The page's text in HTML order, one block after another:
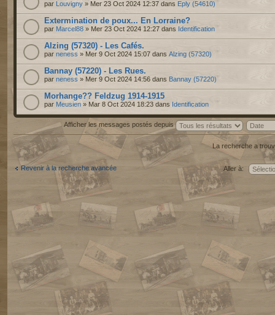
par Louvigny » Mer 23 Oct 2024 12:37 dans Eply (54610)
Extermination de poux... En Lorraine?
par Marcel88 » Mer 23 Oct 2024 12:27 dans Identification
Alzing (57320) - Les Cafés.
par neness » Mer 9 Oct 2024 15:07 dans Alzing (57320)
Bannay (57220) - Les Rues.
par neness » Mer 9 Oct 2024 14:56 dans Bannay (57220)
Morhange?? Feldzug 1914-1915
par Meusien » Mar 8 Oct 2024 18:23 dans Identification
Afficher les messages postés depuis
La recherche a
Revenir à la recherche avancée Aller à: